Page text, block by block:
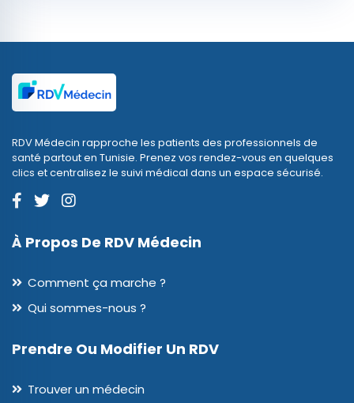
RDV Médecin rapproche les patients des professionnels de
santé partout en Tunisie. Prenez vos rendez-vous en quelques
clics et centralisez le suivi médical dans un espace sécurisé.
À Propos De RDV Médecin
Comment ça marche ?
Qui sommes-nous ?
Prendre Ou Modifier Un RDV
Trouver un médecin